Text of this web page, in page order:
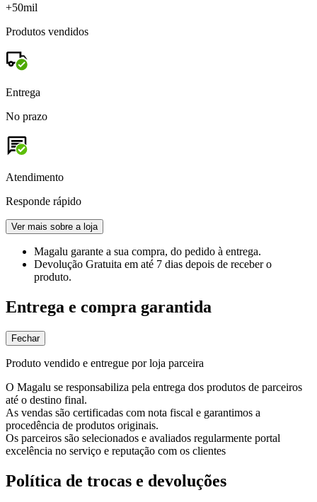
+50mil
Produtos vendidos
Entrega
No prazo
Atendimento
Responde rápido
Ver mais sobre a loja
Magalu garante a sua compra, do pedido à entrega.
Devolução Gratuita em até 7 dias depois de receber o
produto.
Entrega e compra garantida
Fechar
Produto vendido e entregue por loja parceira
O Magalu se responsabiliza pela entrega dos produtos de parceiros
até o destino final.
As vendas são certificadas com nota fiscal e garantimos a
procedência de produtos originais.
Os parceiros são selecionados e avaliados regularmente portal
excelência no serviço e reputação com os clientes
Política de trocas e devoluções